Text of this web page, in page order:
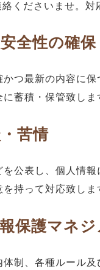
くださいませ。対
全性の確保
つ最新の内容に
蓄積・保管致しま
苦情
公表し、個人情
持って対応致しま
保護マネ
制、各種ルール